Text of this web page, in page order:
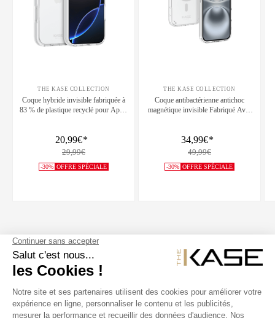
THE KASE COLLECTION
Coque hybride invisible fabriquée à
83 % de plastique recyclé pour Apple
20,99€*
29,99€
-30% OFFRE SPÉCIALE
THE KASE COLLECTION
Coque antibactérienne antichoc
magnétique invisible Fabriqué Avec
Transparente
34,99€*
49,99€
-30% OFFRE SPÉCIALE